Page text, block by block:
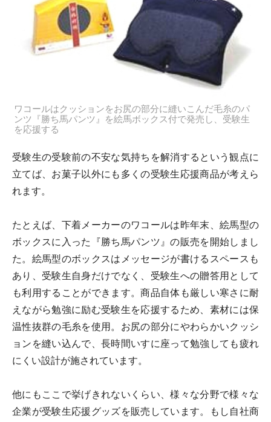
ワコールはクッションをお尻の部分に縫いこんだ毛糸のパ
ンツ『勝ち馬パンツ』を絵馬ボックス付で発売し、受験生
を応援する
受験生の受験前の不安な気持ちを解消するという観点に
立てば、お菓子以外にも多くの受験生応援商品が考えら
れます。
たとえば、下着メーカーのワコールは昨年末、絵馬型の
ボックスに入った『勝ち馬パンツ』の販売を開始しまし
た。絵馬型のボックスはメッセージが書けるスペースも
あり、受験生自身だけでなく、受験生への贈答用として
も利用することができます。商品自体も厳しい寒さに耐
えながら勉強に励む受験生を応援するため、素材には保
温性抜群の毛糸を使用。お尻の部分にやわらかいクッシ
ョンを縫い込んで、長時間いすに座って勉強しても疲れ
にくい設計が施されています。
他にもここで挙げきれないくらい、様々な分野で様々な
企業が受験生応援グッズを販売しています。もし自社商